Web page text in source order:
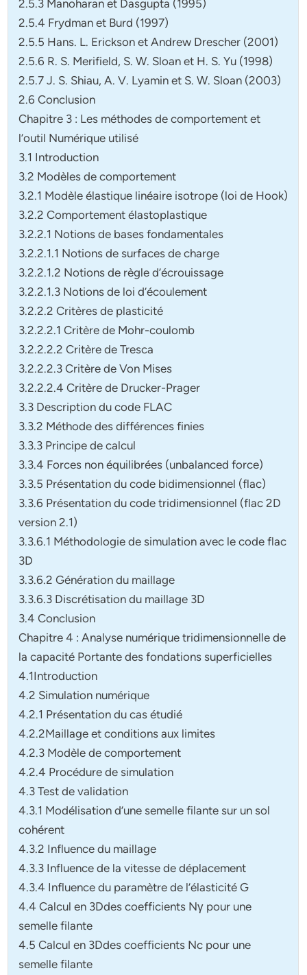
2.5.3 Manoharan et Dasgupta (1995)
2.5.4 Frydman et Burd (1997)
2.5.5 Hans. L. Erickson et Andrew Drescher (2001)
2.5.6 R. S. Merifield, S. W. Sloan et H. S. Yu (1998)
2.5.7 J. S. Shiau, A. V. Lyamin et S. W. Sloan (2003)
2.6 Conclusion
Chapitre 3 : Les méthodes de comportement et
l’outil Numérique utilisé
3.1 Introduction
3.2 Modèles de comportement
3.2.1 Modèle élastique linéaire isotrope (loi de Hook)
3.2.2 Comportement élastoplastique
3.2.2.1 Notions de bases fondamentales
3.2.2.1.1 Notions de surfaces de charge
3.2.2.1.2 Notions de règle d’écrouissage
3.2.2.1.3 Notions de loi d’écoulement
3.2.2.2 Critères de plasticité
3.2.2.2.1 Critère de Mohr-coulomb
3.2.2.2.2 Critère de Tresca
3.2.2.2.3 Critère de Von Mises
3.2.2.2.4 Critère de Drucker-Prager
3.3 Description du code FLAC
3.3.2 Méthode des différences finies
3.3.3 Principe de calcul
3.3.4 Forces non équilibrées (unbalanced force)
3.3.5 Présentation du code bidimensionnel (flac)
3.3.6 Présentation du code tridimensionnel (flac 2D
version 2.1)
3.3.6.1 Méthodologie de simulation avec le code flac
3D
3.3.6.2 Génération du maillage
3.3.6.3 Discrétisation du maillage 3D
3.4 Conclusion
Chapitre 4 : Analyse numérique tridimensionnelle de
la capacité Portante des fondations superficielles
4.1Introduction
4.2 Simulation numérique
4.2.1 Présentation du cas étudié
4.2.2Maillage et conditions aux limites
4.2.3 Modèle de comportement
4.2.4 Procédure de simulation
4.3 Test de validation
4.3.1 Modélisation d’une semelle filante sur un sol
cohérent
4.3.2 Influence du maillage
4.3.3 Influence de la vitesse de déplacement
4.3.4 Influence du paramètre de l’élasticité G
4.4 Calcul en 3Ddes coefficients Nγ pour une
semelle filante
4.5 Calcul en 3Ddes coefficients Nc pour une
semelle filante